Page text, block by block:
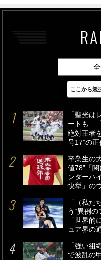
最新
「聖光は
ートも…
絶対王者
号17”の正
卒業生の
値78”「
ンターハ
快挙」の
「（私た
う“異例
「世界的
ュア界の
「強い組
で波乱の
ここから競